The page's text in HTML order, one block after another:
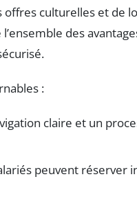
offres culturelles et de
des
:
claire et un
peuvent réserver